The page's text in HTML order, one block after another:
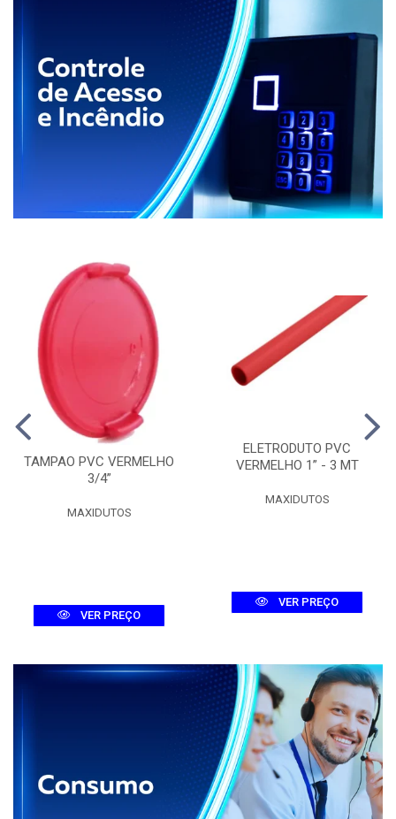
TAMPAO PVC VERMELHO
3/4”
MAXIDUTOS
VER PREÇO
ELETRODUTO PVC
VERMELHO 1” - 3 MT
MAXIDUTOS
VER PREÇO